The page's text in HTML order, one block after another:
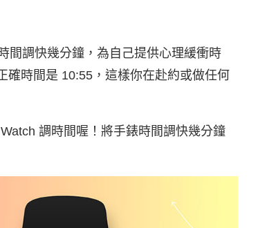
間調快幾分鐘，為自己提供心理緩衝時
確時間是 10:55，這樣你在赴約或做任何
調時間喔！將手錶時間調快幾分鐘